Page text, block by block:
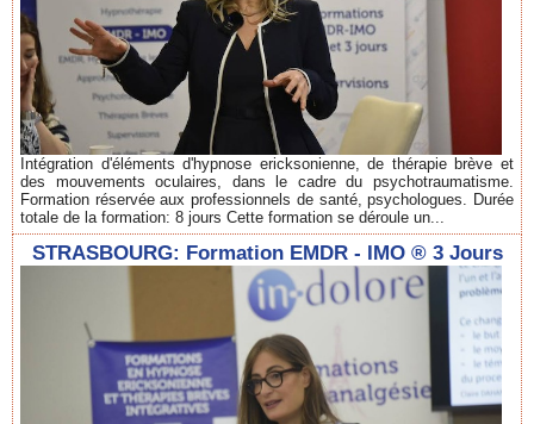
Intégration d'éléments d'hypnose ericksonienne, de thérapie brève et
des mouvements oculaires, dans le cadre du psychotraumatisme.
Formation réservée aux professionnels de santé, psychologues. Durée
totale de la formation: 8 jours Cette formation se déroule un...
STRASBOURG: Formation EMDR - IMO ® 3 Jours